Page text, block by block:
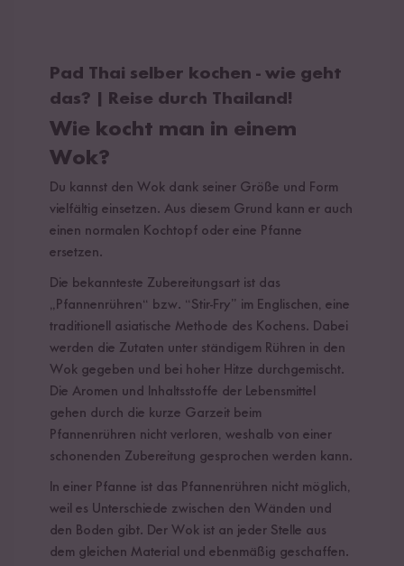
Pad Thai selber kochen - wie geht
das? | Reise durch Thailand!
Wie kocht man in einem
Wok?
Du kannst den Wok dank seiner Größe und Form
vielfältig einsetzen. Aus diesem Grund kann er auch
einen normalen Kochtopf oder eine Pfanne
ersetzen.
Die bekannteste Zubereitungsart ist das
„Pfannenrühren“ bzw. “Stir-Fry” im Englischen, eine
traditionell asiatische Methode des Kochens. Dabei
werden die Zutaten unter ständigem Rühren in den
Wok gegeben und bei hoher Hitze durchgemischt.
Die Aromen und Inhaltsstoffe der Lebensmittel
gehen durch die kurze Garzeit beim
Pfannenrühren nicht verloren, weshalb von einer
schonenden Zubereitung gesprochen werden kann.
In einer Pfanne ist das Pfannenrühren nicht möglich,
weil es Unterschiede zwischen den Wänden und
den Boden gibt. Der Wok ist an jeder Stelle aus
dem gleichen Material und ebenmäßig geschaffen.